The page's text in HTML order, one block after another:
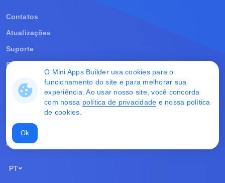
Contatos
Atualizações
Suporte
FAQ
Informações jurídicas
Termos de uso
Política de privacidade
PT
العربية
Srpski
አማርኛ
فارسی
O Mini Apps Builder usa cookies para o
funcionamento do site e para melhorar sua
experiência. Ao usar nosso site, você concorda
com nossa política de privacidade e nossa política
de cookies
Ok